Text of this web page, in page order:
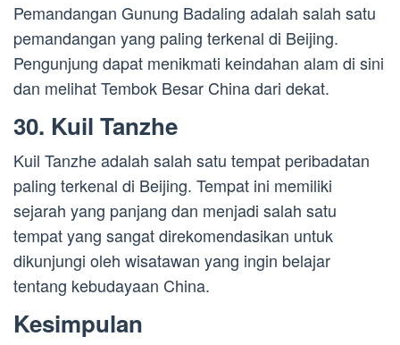
Pemandangan Gunung Badaling adalah salah satu
pemandangan yang paling terkenal di Beijing.
Pengunjung dapat menikmati keindahan alam di sini
dan melihat Tembok Besar China dari dekat.
30. Kuil Tanzhe
Kuil Tanzhe adalah salah satu tempat peribadatan
paling terkenal di Beijing. Tempat ini memiliki
sejarah yang panjang dan menjadi salah satu
tempat yang sangat direkomendasikan untuk
dikunjungi oleh wisatawan yang ingin belajar
tentang kebudayaan China.
Kesimpulan